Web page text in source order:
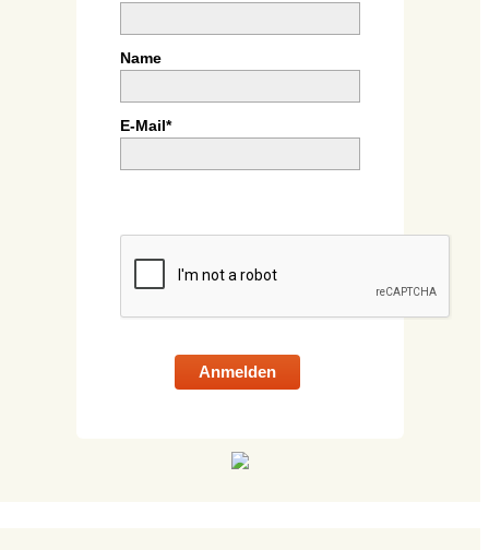
Name
E-Mail*
Anmelden